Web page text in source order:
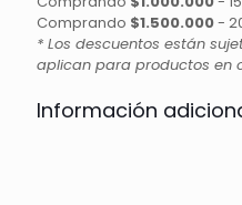
Comprando $1.500.000-
* Los descuentos están
aplican para productos en
Información